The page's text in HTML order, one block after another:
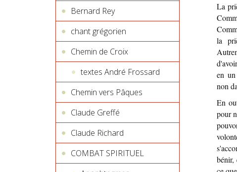
Bernard Rey
chant grégorien
Chemin de Croix
textes André Frossard
Chemin vers Pâques
Claude Greffé
Claude Richard
COMBAT SPIRITUEL
La
la
en un
non
En
pour
bénir,